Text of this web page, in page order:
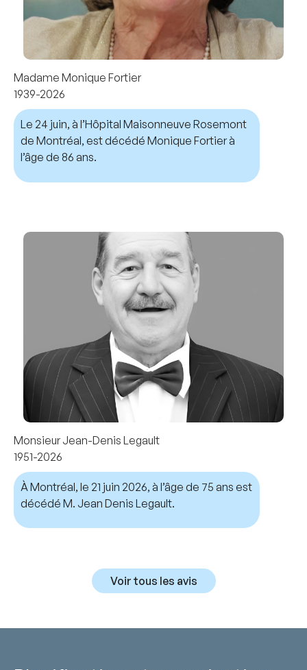
Madame Monique Fortier
1939-2026
Le 24 juin, à l’Hôpital Maisonneuve Rosemont
de Montréal, est décédé Monique Fortier à
l’âge de 86 ans.
Monsieur Jean-Denis Legault
1951-2026
À Montréal, le 21 juin 2026, à l’âge de 75 ans est
décédé M. Jean Denis Legault.
Voir tous les avis